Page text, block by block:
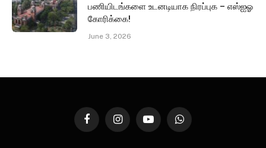
பணியிடங்களை உடனடியாக நிரப்புக – எஸ்ஐஓ
கோரிக்கை!
June 3, 2026
FacebookInstagramYouTubeWhatsApp